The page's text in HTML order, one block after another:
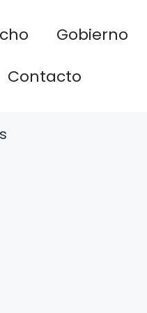
Gobierno
Contacto